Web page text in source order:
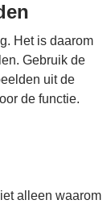
Het is daarom
Gebruik de
uit de
de functie.
alleen waarom